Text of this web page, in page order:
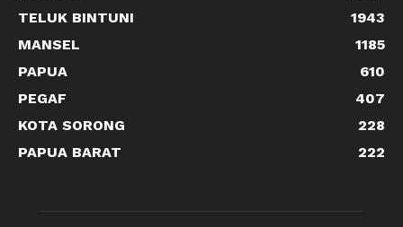
TELUK BINTUNI
1943
MANSEL
1185
PAPUA
610
PEGAF
407
KOTA SORONG
228
PAPUA BARAT
222